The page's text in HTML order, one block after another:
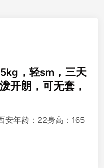
，轻sm，三天
开朗，可无套，
安年龄：22身高：165